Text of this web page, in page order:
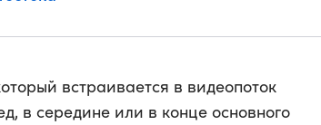
встраивается в видеопоток
в середине или в конце основного